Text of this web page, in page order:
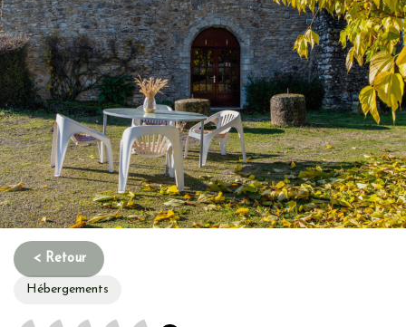
Hébergements